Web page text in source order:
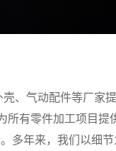
、气动配件等厂家
有零件加工项目提
多年来，我们以细节